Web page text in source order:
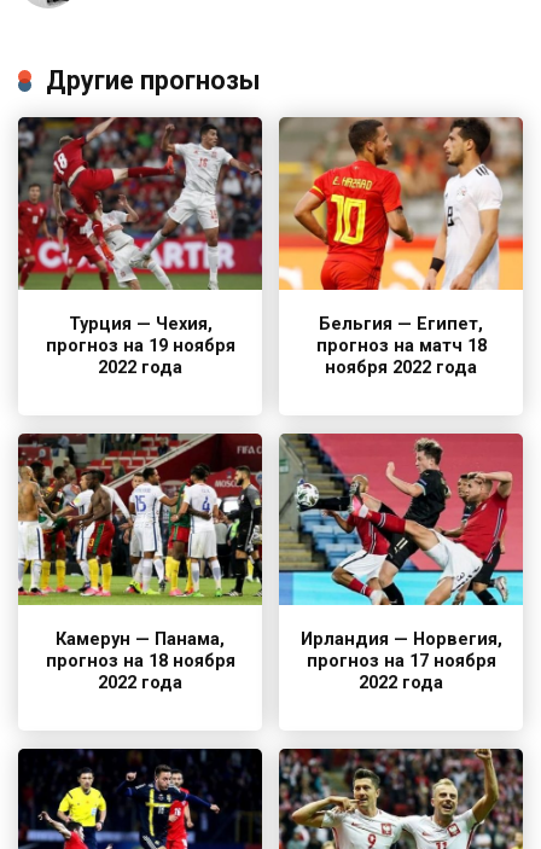
Другие прогнозы
Турция — Чехия,
прогноз на 19 ноября
2022 года
Бельгия — Египет,
прогноз на матч 18
ноября 2022 года
Камерун — Панама,
прогноз на 18 ноября
2022 года
Ирландия — Норвегия,
прогноз на 17 ноября
2022 года